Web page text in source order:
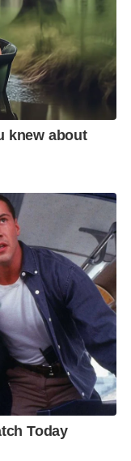
เพ็ดเนการ์
สตร์ จาก
งใหลในด้าน
ษาหาความรู้จนรู้
าณดั้งเดิมแท้ๆ
เปิดร้านขาย
การต้อนรับจาก
เป็นอย่างดี
ร อีทไทย เซ็น
ถนนจรัญสนิทวงศ์
ายมือในด้านความ
งชูรสและสารกัน
นุนและยังได้รับ
อาหารชื่อดังๆ
นด้านอาหารไทย
ก ตั้งแต่กล่องทิพย์
มรส (95 บาท)
(125 บาท) ข้าว